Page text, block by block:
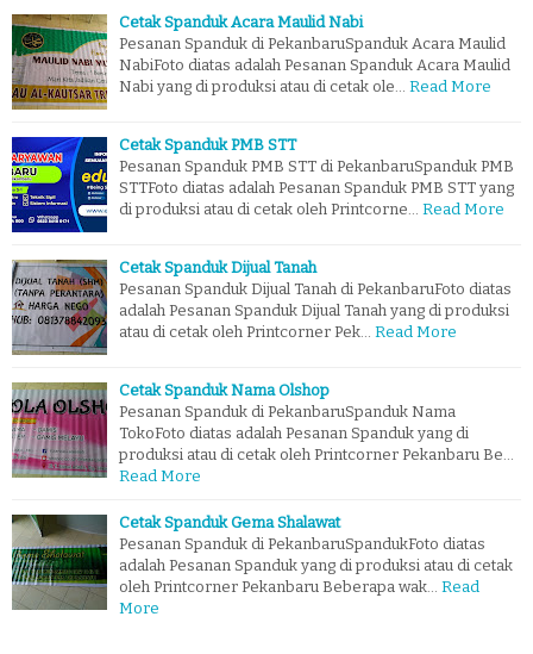
Cetak Spanduk Acara Maulid Nabi
Pesanan Spanduk di PekanbaruSpanduk Acara Maulid
NabiFoto diatas adalah Pesanan Spanduk Acara Maulid
Nabi yang di produksi atau di cetak ole…
Read More
Cetak Spanduk PMB STT
Pesanan Spanduk PMB STT di PekanbaruSpanduk PMB
STTFoto diatas adalah Pesanan Spanduk PMB STT yang
di produksi atau di cetak oleh Printcorne…
Read More
Cetak Spanduk Dijual Tanah
Pesanan Spanduk Dijual Tanah di PekanbaruFoto diatas
adalah Pesanan Spanduk Dijual Tanah yang di produksi
atau di cetak oleh Printcorner Pek…
Read More
Cetak Spanduk Nama Olshop
Pesanan Spanduk di PekanbaruSpanduk Nama
TokoFoto diatas adalah Pesanan Spanduk yang di
produksi atau di cetak oleh Printcorner Pekanbaru Be…
Read More
Cetak Spanduk Gema Shalawat
Pesanan Spanduk di PekanbaruSpandukFoto diatas
adalah Pesanan Spanduk yang di produksi atau di cetak
oleh Printcorner Pekanbaru Beberapa wak…
Read
More